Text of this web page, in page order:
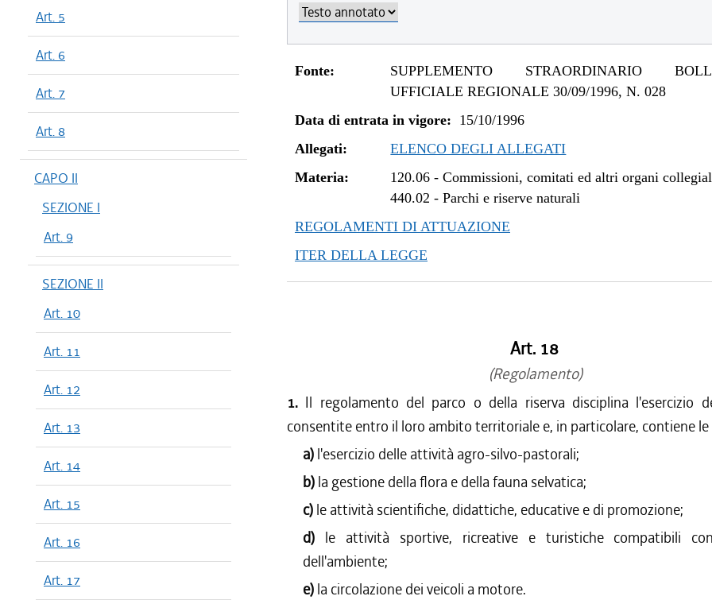
Art. 5
Art. 6
Art. 7
Art. 8
CAPO II
SEZIONE I
Art. 9
SEZIONE II
Art. 10
Art. 11
Art. 12
Art. 13
Art. 14
Art. 15
Art. 16
Art. 17
Fonte:
SUPPLEMENTO STRAORDINARIO
UFFICIALE REGIONALE 30/09/1996, N. 028
Data di entrata in vigore: 15/10/1996
Allegati:
ELENCO DEGLI ALLEGATI
Materia:
120.06 -Commissioni, comitati ed altri organi
440.02 -Parchi e riserve naturali
REGOLAMENTI DI ATTUAZIONE
ITER DELLA LEGGE
Art. 18
(Regolamento)
1. Il regolamento del parco o della riserva disciplina l'esercizio
consentite entro il loro ambito territoriale e, in particolare, contiene le
a) l'esercizio delle attività agro-silvo-pastorali;
b) la gestione della flora e della fauna selvatica;
c) le attività scientifiche, didattiche, educative e di promozione;
d) le attività sportive, ricreative e turistiche compatibili
dell'ambiente;
e) la circolazione dei veicoli a motore.